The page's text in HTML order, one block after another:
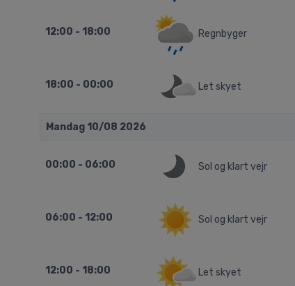
12:00 - 18:00 Regnbyger
18:00 - 00:00 Let skyet
Mandag 10/08 2026
00:00 - 06:00 Sol og klart vejr
06:00 - 12:00 Sol og klart vejr
12:00 - 18:00 Let skyet